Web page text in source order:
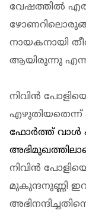
വേഷത്തിൽ
നായകനായി
ആയിരുന്നു
നിവിൻ
എഴുതിയതെന്ന്
ഫോർത്ത് വാൾ
നിവിൻ
മുകുന്ദനുണ്ണി